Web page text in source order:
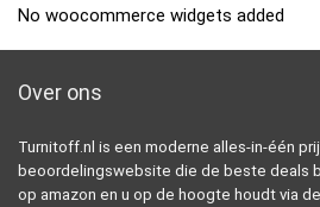
No woocommerce widgets added
Over ons
Turnitoff.nl is een moderne alles-in-één
beoordelingswebsite die de beste deals
op amazon en u op de hoogte houdt via